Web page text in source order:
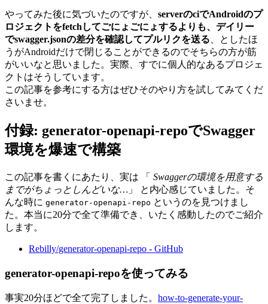
やってみた後に気づいたのですが、 serverのciでAndroidのプ
ロジェクトをfetchしてごにょごにょするよりも、デイリー
でswagger.jsonの差分を確認してプルリクを送る 、としたほ
うがAndroidだけで閉じることができるのでそちらの方が筋
がいいなと思いました。実際、すでに個人的なあるプロジェ
クトはそうしています。
この記事を参考にする方はぜひそのやり方を試してみてくだ
さいませ。
付録: generator-openapi-repoでSwagger
環境を爆速で構築
この記事を書くにあたり、実は 「 Swaggerの環境を用意する
までがちょっとしんどいな… 」 と内心感じていました。そ
んな時に generator-openapi-repo というのを見つけまし
た。本当に20分で全て準備でき、いたく感動したのでご紹介
します。
Rebilly/generator-openapi-repo - GitHub
generator-openapi-repoを使ってみる
事実20分ほどで全て完了しました。 how-to-generate-your-